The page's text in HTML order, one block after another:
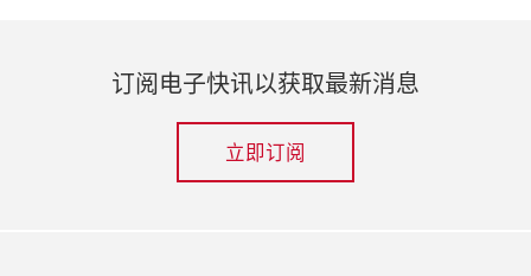
订阅电子快讯以获取最新消息
立即订阅